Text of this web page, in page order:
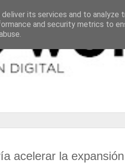
acelerar la
its services and to analyze
and security metrics to